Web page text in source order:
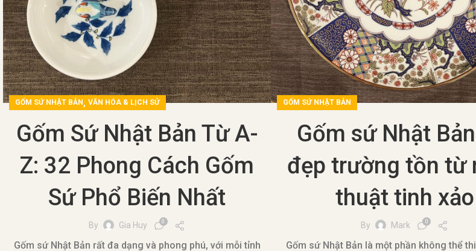
GỐM SỨ NHẬT BẢN, VĂN HÓA & LỊCH SỬ
Gốm Sứ Nhật Bản Từ A-
Z: 32 Phong Cách Gốm
Sứ Phổ Biến Nhất
By Gia Huy 0
Gốm sứ Nhật Bản rất đa dạng và phong phú, với mỗi tỉnh
GỐM SỨ NHẬT BẢN
Gốm sứ Nhật
đẹp trường tồn từ
thuật tinh xảo
By Mark 0
Gốm sứ Nhật Bản là một phần không thể